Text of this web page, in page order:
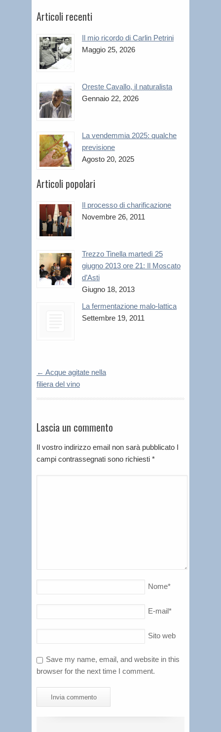
Articoli recenti
Il mio ricordo di Carlin Petrini
Maggio 25, 2026
Oreste Cavallo, il naturalista
Gennaio 22, 2026
La vendemmia 2025: qualche
previsione
Agosto 20, 2025
Articoli popolari
Il processo di charificazione
Novembre 26, 2011
Trezzo Tinella martedì 25
giugno 2013 ore 21: Il Moscato
d’Asti
Giugno 18, 2013
La fermentazione malo-lattica
Settembre 19, 2011
← Acque agitate nella
filiera del vino
Lascia un commento
Il vostro indirizzo email non sarà pubblicato I
campi contrassegnati sono richiesti *
Nome*
E-mail*
Sito web
Save my name, email, and website in this
browser for the next time I comment.